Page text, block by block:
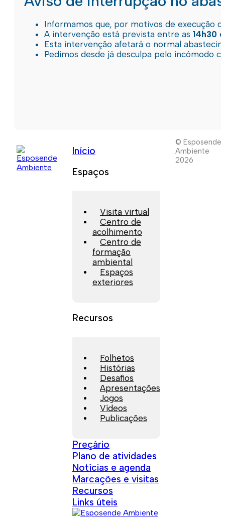
Informamos que, por motivos de execução
A intervenção está prevista entre as 14h30
Esta intervenção afetará o normal
Pedimos desde já desculpa pelo incómodo
Início
Espaços
Visita virtual
Centro de
acolhimento
Centro de
formação
ambiental
Espaços
exteriores
Recursos
Folhetos
Histórias
Desafios
Apresentações
Jogos
Vídeos
Publicações
Preçário
Plano de atividades
Notícias e agenda
Marcações e visitas
Recursos
Links úteis
© Esposende
Ambiente
2026